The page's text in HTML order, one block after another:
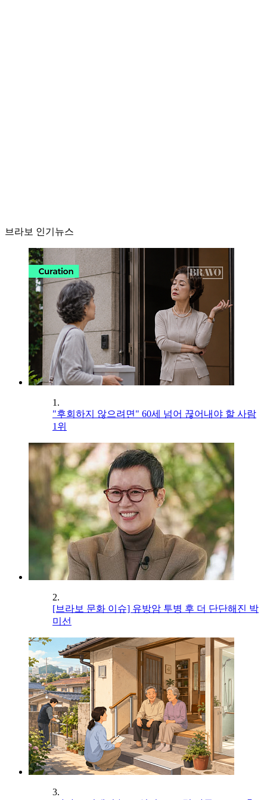
브라보 인기뉴스
1.
"후회하지 않으려면" 60세 넘어 끊어내야 할 사람
1위
2.
[브라보 문화 이슈] 유방암 투병 후 더 단단해진 박
미선
3.